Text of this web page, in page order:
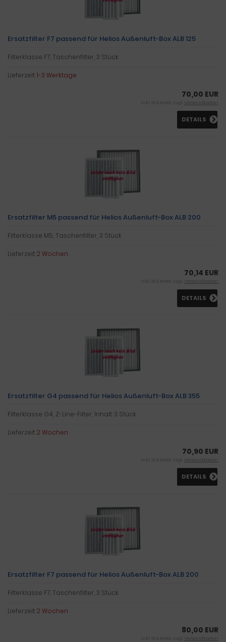
Ersatzfilter F7 passend für Helios Außenluft-Box ALB 125
Filterklasse F7, Taschenfilter, 3 Stück
Lieferzeit:1-3 Werktage
70,00 EUR
inkl. 19 % MwSt. zzgl. Versandkosten
DETAILS
Ersatzfilter M5 passend für Helios Außenluft-Box ALB 200
Filterklasse M5, Taschenfilter, 3 Stück
Lieferzeit:2 Wochen
70,14 EUR
inkl. 19 % MwSt. zzgl. Versandkosten
DETAILS
Ersatzfilter G4 passend für Helios Außenluft-Box ALB 355
Filterklasse G4, Z-Line-Filter, Inhalt: 3 Stück
Lieferzeit:2 Wochen
70,90 EUR
inkl. 19 % MwSt. zzgl. Versandkosten
DETAILS
Ersatzfilter F7 passend für Helios Außenluft-Box ALB 200
Filterklasse F7, Taschenfilter, 3 Stück
Lieferzeit:2 Wochen
80,00 EUR
inkl. 19 % MwSt. zzgl. Versandkosten